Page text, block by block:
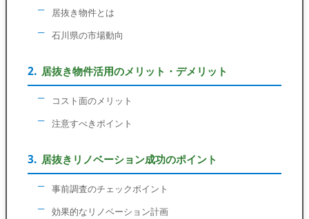
居抜き物件とは
石川県の市場動向
居抜き物件活用のメリット・デメリット
コスト面のメリット
注意すべきポイント
居抜きリノベーション成功のポイント
事前調査のチェックポイント
効果的なリノベーション計画